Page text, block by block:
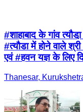
#शाहाबाद के गांव
#त्यौडा में होने वाले श्री
एवं #हवन यज्ञ के लिए
Thanesar,